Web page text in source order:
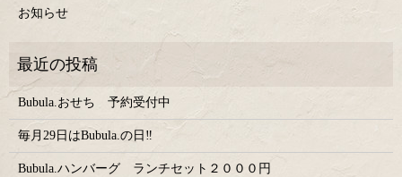
お知らせ
Bubula.おせち 予約受付中
毎月29日はBubula.の日‼
Bubula.ハンバーグ ランチセット２０００円